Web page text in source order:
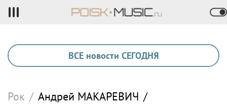
ВСЕ новости СЕГОДНЯ
Рок / Андрей МАКАРЕВИЧ /